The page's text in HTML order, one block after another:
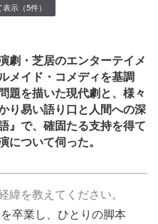
示（5件）
劇・芝居のエンターテイメ
メイド・コメディを基調
題を描いた現代劇と、様々
り易い語り口と人間への深
』で、確固たる支持を得て
について伺った。
緯を教えてください。
卒業し、ひとりの脚本